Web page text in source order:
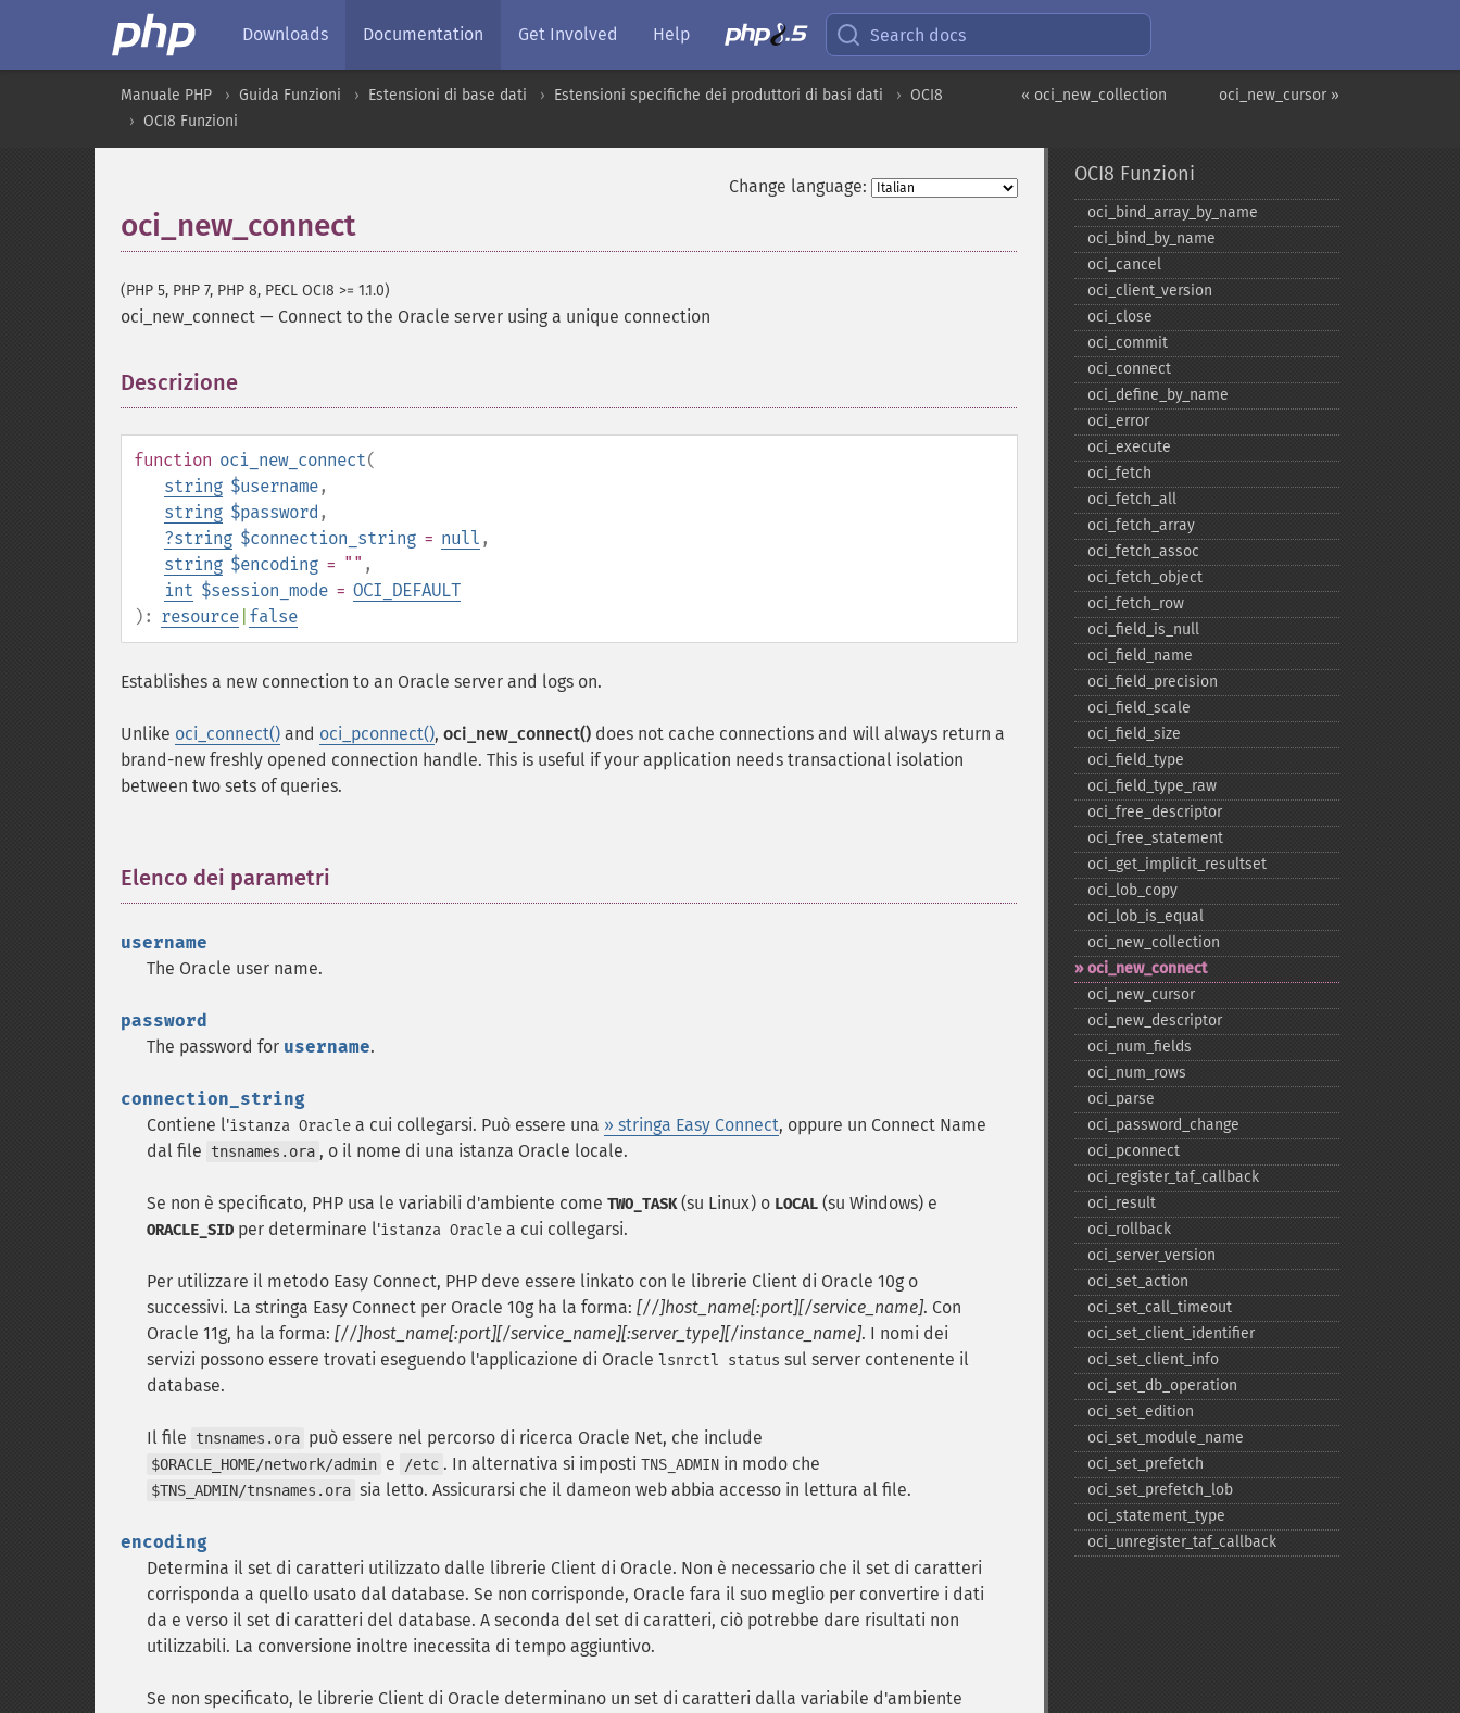
Downloads Documentation Get Involved Help Search docs
oci_new_cursor »
« oci_new_collection
Manuale PHP Guida Funzioni Estensioni di base dati Estensioni specifiche dei produttori di basi dati
OCI8
OCI8 Funzioni
Change language:
oci_new_connect
(PHP 5, PHP 7, PHP 8, PECL OCI8 >= 1.1.0)
oci_new_connect — Connect to the Oracle server using a unique connection
Descrizione
function oci_new_connect(
string $username,
string $password ,
?string $connection_string = null ,
string $encoding = "" ,
int $session_mode = OCI_DEFAULT
): resource false
Establishes a new connection to an Oracle server and logs on.
Unlike oci_connect() and oci_pconnect(), oci_new_connect() does not cache connections and will always return a
brand-new freshly opened connection handle. This is useful if your application needs transactional isolation
between two sets of queries.
Elenco dei parametri
username
The Oracle user name.
password
The password for username.
connection_string
Contiene l'istanza Oracle a cui collegarsi. Può essere una » stringa Easy Connect, oppure un Connect Name
dal file
tnsnames.ora , o il nome di una istanza Oracle locale.
Se non è specificato, PHP usa le variabili d'ambiente come TWO_TASK(su Linux) o LOCAL (su Windows) e
ORACLE_SID per determinare l'istanza Oracle a cui collegarsi.
Per utilizzare il metodo Easy Connect, PHP deve essere linkato con le librerie Client di Oracle 10g o
successivi. La stringa Easy Connect per Oracle 10g ha la forma: [//]host_name[:port][/service_name]. Con
Oracle 11g, ha la forma: [//]host_name[:port][/service_name][:server_type][/instance_name]. I nomi dei
servizi possono essere trovati eseguendo l'applicazione di Oracle lsnrctl status sul server contenente il
database.
Il file tnsnames.ora può essere nel percorso di ricerca Oracle Net, che include
$ORACLE_HOME/network/admin e /etc . In alternativa si imposti TNS_ADMIN in modo che
$TNS_ADMIN/tnsnames.ora sia letto. Assicurarsi che il dameon web abbia accesso in lettura al file.
encoding
Determina il set di caratteri utilizzato dalle librerie Client di Oracle. Non è necessario che il set di caratteri
corrisponda a quello usato dal database. Se non corrisponde, Oracle fara il suo meglio per convertire i dati
da e verso il set di caratteri del database. A seconda del set di caratteri, ciò potrebbe dare risultati non
utilizzabili. La conversione inoltre inecessita di tempo aggiuntivo.
Se non specificato, le librerie Client di Oracle determinano un set di caratteri dalla variabile d'ambiente
OCI8 Funzioni
oci_​bind_​array_​by_​name
oci_​bind_​by_​name
oci_​cancel
oci_​client_​version
oci_​close
oci_​commit
oci_​connect
oci_​define_​by_​name
oci_​error
oci_​execute
oci_​fetch
oci_​fetch_​all
oci_​fetch_​array
oci_​fetch_​assoc
oci_​fetch_​object
oci_​fetch_​row
oci_​field_​is_​null
oci_​field_​name
oci_​field_​precision
oci_​field_​scale
oci_​field_​size
oci_​field_​type
oci_​field_​type_​raw
oci_​free_​descriptor
oci_​free_​statement
oci_​get_​implicit_​resultset
oci_​lob_​copy
oci_​lob_​is_​equal
oci_​new_​collection
oci_​new_​connect
oci_​new_​cursor
oci_​new_​descriptor
oci_​num_​fields
oci_​num_​rows
oci_​parse
oci_​password_​change
oci_​pconnect
oci_​register_​taf_​callback
oci_​result
oci_​rollback
oci_​server_​version
oci_​set_​action
oci_​set_​call_​timeout
oci_​set_​client_​identifier
oci_​set_​client_​info
oci_​set_​db_​operation
oci_​set_​edition
oci_​set_​module_​name
oci_​set_​prefetch
oci_​set_​prefetch_​lob
oci_​statement_​type
oci_​unregister_​taf_​callback